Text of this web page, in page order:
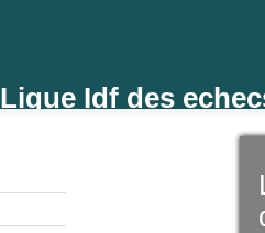
Ligue Idf des